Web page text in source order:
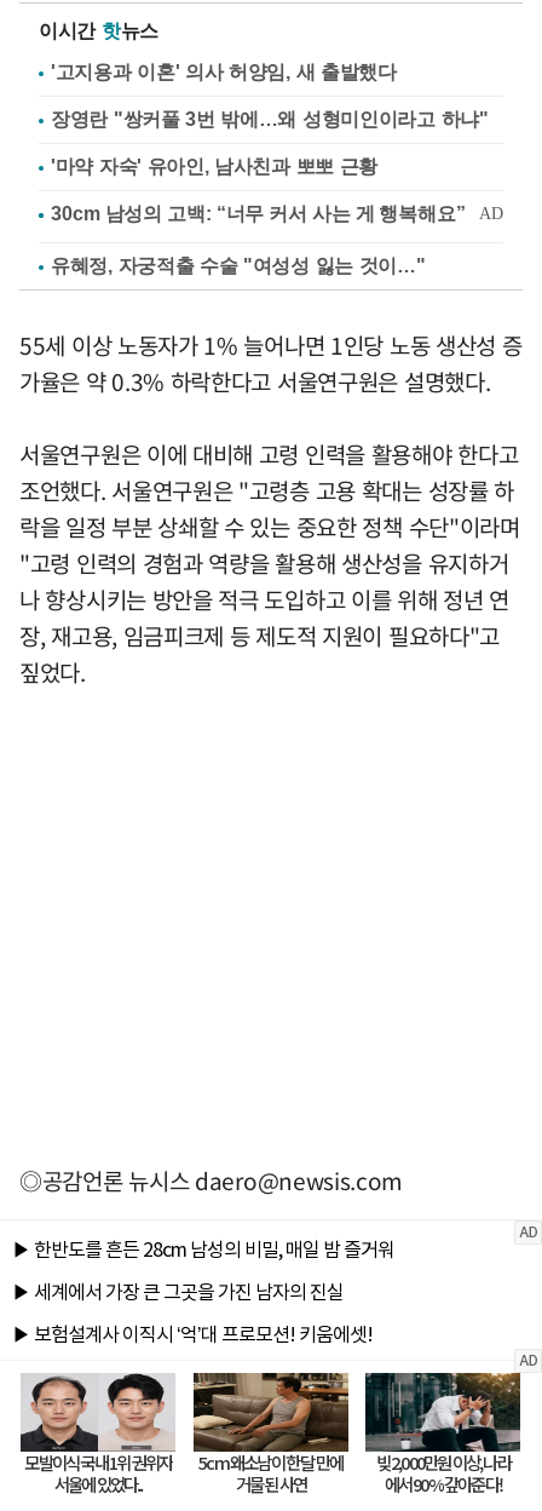
이시간 핫뉴스
'고지용과 이혼' 의사 허양임, 새 출발했다
장영란 "쌍커풀 3번 밖에…왜 성형미인이라고 하냐"
'마약 자숙' 유아인, 남사친과 뽀뽀 근황
유혜정, 자궁적출 수술 "여성성 잃는 것이…"
55세 이상 노동자가 1% 늘어나면 1인당 노동 생산성 증
가율은 약 0.3% 하락한다고 서울연구원은 설명했다.
서울연구원은 이에 대비해 고령 인력을 활용해야 한다고
조언했다. 서울연구원은 "고령층 고용 확대는 성장률 하
락을 일정 부분 상쇄할 수 있는 중요한 정책 수단"이라며
"고령 인력의 경험과 역량을 활용해 생산성을 유지하거
나 향상시키는 방안을 적극 도입하고 이를 위해 정년 연
장, 재고용, 임금피크제 등 제도적 지원이 필요하다"고
짚었다.
◎공감언론 뉴시스daero@newsis.com